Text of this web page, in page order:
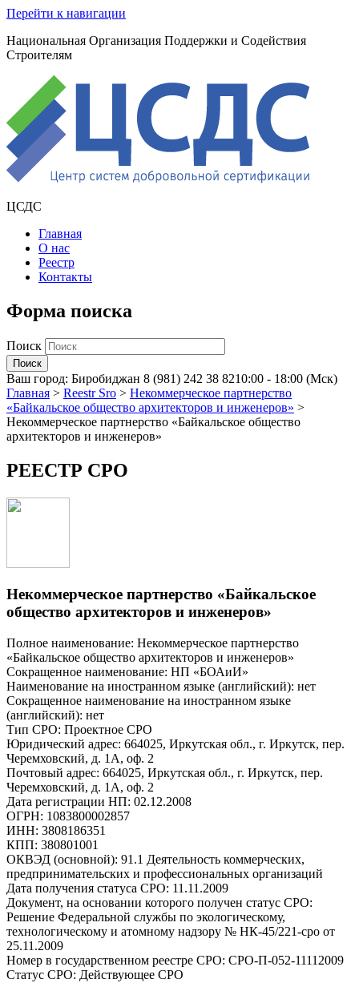
Перейти к навигации
Национальная Организация Поддержки и Содействия
Строителям
ЦСДС
Главная
О нас
Реестр
Контакты
Форма поиска
Поиск
Ваш город: Биробиджан 8 (981) 242 38 8210:00 - 18:00 (Мск)
Главная > Reestr Sro > Некоммерческое партнерство
«Байкальское общество архитекторов и инженеров» >
Некоммерческое партнерство «Байкальское общество
архитекторов и инженеров»
РЕЕСТР СРО
Некоммерческое партнерство «Байкальское
общество архитекторов и инженеров»
Полное наименование: Некоммерческое партнерство
«Байкальское общество архитекторов и инженеров»
Сокращенное наименование: НП «БОАиИ»
Наименование на иностранном языке (английский): нет
Сокращенное наименование на иностранном языке
(английский): нет
Тип СРО: Проектное СРО
Юридический адрес: 664025, Иркутская обл., г. Иркутск, пер.
Черемховский, д. 1А, оф. 2
Почтовый адрес: 664025, Иркутская обл., г. Иркутск, пер.
Черемховский, д. 1А, оф. 2
Дата регистрации НП: 02.12.2008
ОГРН: 1083800002857
ИНН: 3808186351
КПП: 380801001
ОКВЭД (основной): 91.1 Деятельность коммерческих,
предпринимательских и профессиональных организаций
Дата получения статуса СРО: 11.11.2009
Документ, на основании которого получен статус СРО:
Решение Федеральной службы по экологическому,
технологическому и атомному надзору № НК-45/221-сро от
25.11.2009
Номер в государственном реестре СРО: СРО-П-052-11112009
Статус СРО: Действующее СРО